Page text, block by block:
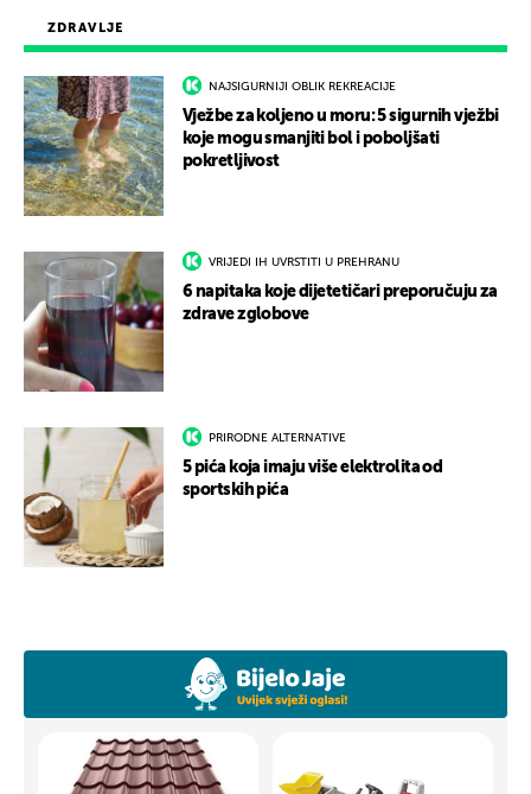
ZDRAVLJE
NAJSIGURNIJI OBLIK REKREACIJE
Vježbe za koljeno u moru: 5 sigurnih vježbi
koje mogu smanjiti bol i poboljšati
pokretljivost
VRIJEDI IH UVRSTITI U PREHRANU
6 napitaka koje dijetetičari preporučuju za
zdrave zglobove
PRIRODNE ALTERNATIVE
5 pića koja imaju više elektrolita od
sportskih pića